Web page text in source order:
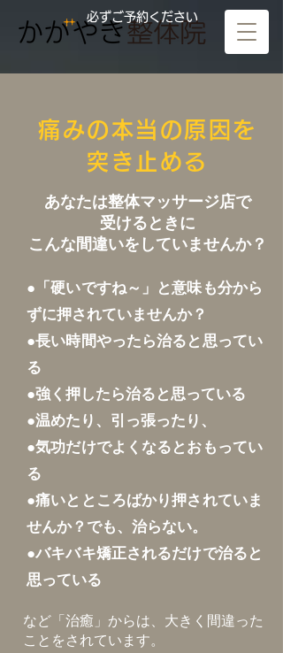
必ずご予約ください
痛みの本当の原因を
突き止める
あなたは整体マッサージ店で
受けるときに
こんな間違いをしていませんか？
●「硬いですね～」と意味も分から
ずに押されていませんか？
●長い時間やったら治ると思ってい
る
●強く押したら治ると思っている
●温めたり、引っ張ったり、
●気功だけでよくなるとおもってい
る
●痛いとところばかり押されていま
せんか？でも、治らない。
●バキバキ矯正されるだけで治ると
思っている
など「治癒」からは、大きく間違った
ことをされています。